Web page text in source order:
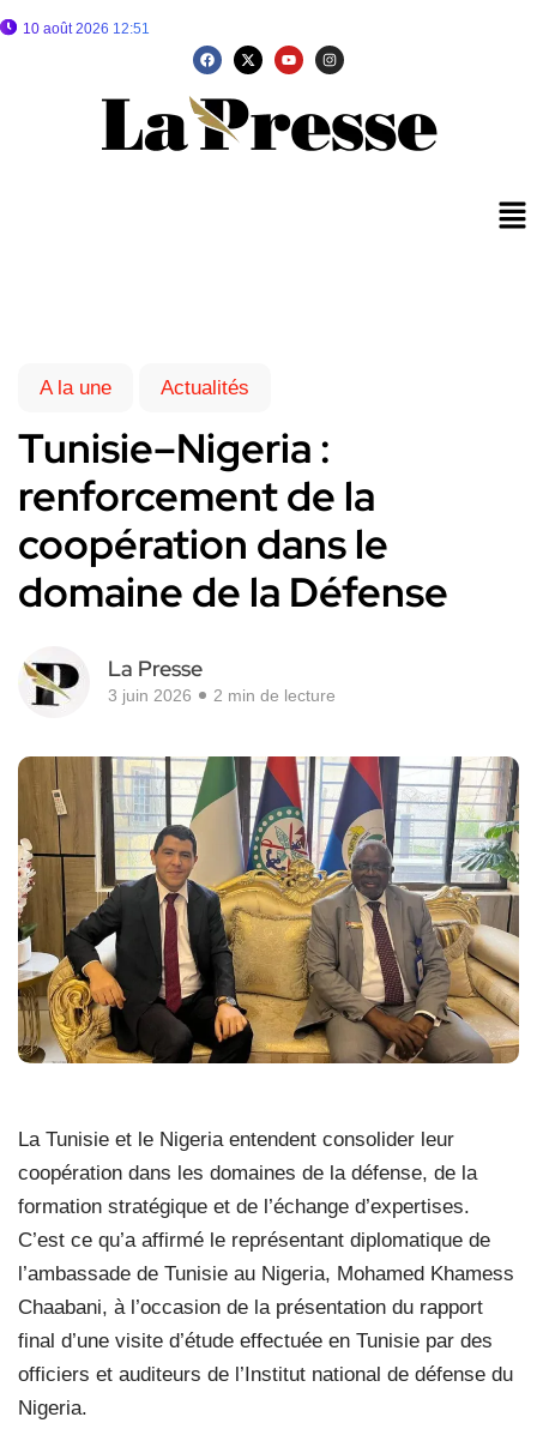
10 août 2026 12:51
A la une Actualités
Tunisie–Nigeria :
renforcement de la
coopération dans le
domaine de la Défense
La Presse
3 juin 2026 2 min de lecture
La Tunisie et le Nigeria entendent consolider leur
coopération dans les domaines de la défense, de la
formation stratégique et de l’échange d’expertises.
C’est ce qu’a affirmé le représentant diplomatique de
l’ambassade de Tunisie au Nigeria, Mohamed Khamess
Chaabani, à l’occasion de la présentation du rapport
final d’une visite d’étude effectuée en Tunisie par des
officiers et auditeurs de l’Institut national de défense du
Nigeria.